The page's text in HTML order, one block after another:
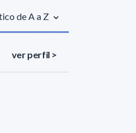
de A a Z
ver perfil >